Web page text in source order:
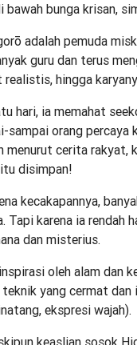
bawah bunga krisan,
adalah pemuda
guru dan terus
realistis, hingga
hari, ia memahat
sampai orang percaya
menurut cerita rakyat,
disimpan!
kecakapannya,
Tapi karena ia rendah
dan misterius.
oleh alam dan
yang cermat
ekspresi wajah).
keaslian sosok